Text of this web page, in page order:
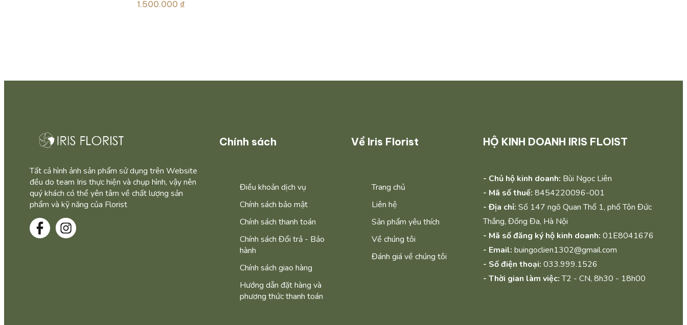
1.500.000 ₫
Tất cả hình ảnh sản phẩm sử dụng trên Website
đều do team Iris thực hiện và chụp hình, vậy nên
quý khách có thể yên tâm về chất lượng sản
phẩm và kỹ năng của Florist
Chính sách
Điều khoản dịch vụ
Chính sách bảo mật
Chính sách thanh toán
Chính sách Đổi trả - Bảo
hành
Chính sách giao hàng
Hướng dẫn đặt hàng và
phương thức thanh toán
Về Iris Florist
Trang chủ
Liên hệ
Sản phẩm yêu thích
Về chúng tôi
Đánh giá về chúng tôi
HỘ KINH DOANH IRIS FLOIST
- Chủ hộ kinh doanh: Bùi Ngọc Liên
- Mã số thuế: 8454220096-001
- Địa chỉ: Số 147 ngõ Quan Thổ 1, phố Tôn Đức
Thắng, Đống Đa, Hà Nội
- Mã số đăng ký hộ kinh doanh: 01E8041676
- Email: buingoclien1302@gmail.com
- Số điện thoại: 033.999.1526
- Thời gian làm việc:T2 - CN, 8h30 - 18h00